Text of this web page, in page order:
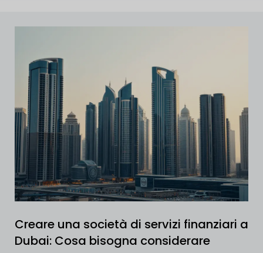
Creare una società di servizi finanziari a
Dubai: Cosa bisogna considerare